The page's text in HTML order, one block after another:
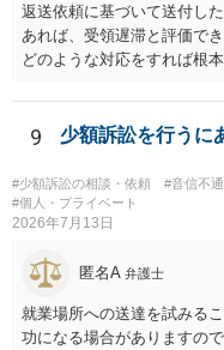
返送依頼に基づいて送付し
あれば、受領遅滞と評価で
どのような対応をすれば根
料します。
9 少額訴訟を行うに
#少額訴訟の相談・依頼 #音信不
#個人・プライベート
2026年7月13日
匿名A 弁護士
就業場所への送達を試みる
功になる場合がありますの